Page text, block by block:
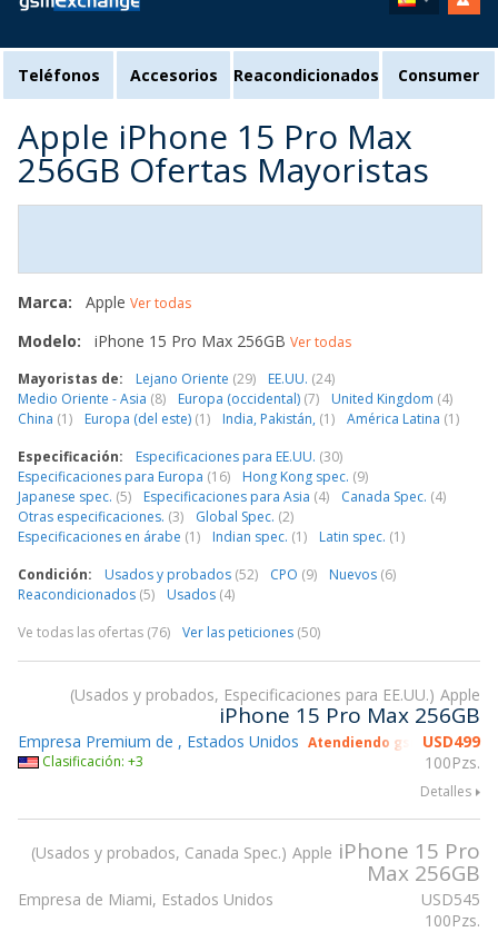
Teléfonos Accesorios Reacondicionados Consumer
Apple iPhone 15 Pro Max
256GB Ofertas Mayoristas
Marca: Apple Ver todas
Modelo: iPhone 15 Pro Max 256GB Ver todas
Mayoristas de:
Lejano Oriente (29) EE.UU. (24)
Medio Oriente - Asia (8) Europa (occidental) (7) United Kingdom (4)
China (1) Europa (del este) (1) India, Pakistán, (1) América Latina (1)
Especificación:
Especificaciones para EE.UU. (30)
Especificaciones para Europa (16) Hong Kong spec. (9)
Japanese spec. (5) Especificaciones para Asia (4) Canada Spec. (4)
Otras especificaciones. (3) Global Spec. (2)
Especificaciones en árabe (1) Indian spec. (1) Latin spec. (1)
Condición:
Usados y probados (52) CPO (9) Nuevos (6)
Reacondicionados (5) Usados (4)
Ve todas las ofertas (76)
Ver las peticiones (50)
Usados y probados, Especificaciones para EE.UU. Apple
iPhone 15 Pro Max 256GB
USD499
100Pzs.
Empresa Premium de , Estados Unidos Atendiendo gsmX Hong
Clasificación: +3
Detalles
Usados y probados, Canada Spec. Apple iPhone 15 Pro
Max 256GB
USD545
100Pzs.
Empresa de Miami, Estados Unidos